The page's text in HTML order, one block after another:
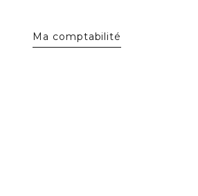
Ma comptabilité